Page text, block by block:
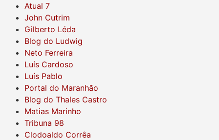
Atual 7
John Cutrim
Gilberto Léda
Blog do Ludwig
Neto Ferreira
Luís Cardoso
Luís Pablo
Portal do Maranhão
Blog do Thales Castro
Matias Marinho
Tribuna 98
Clodoaldo Corrêa